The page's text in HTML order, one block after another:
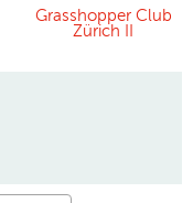
Grasshopper Club
Zürich II